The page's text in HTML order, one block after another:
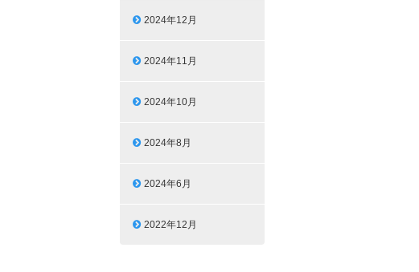
2024年12月
2024年11月
2024年10月
2024年8月
2024年6月
2022年12月